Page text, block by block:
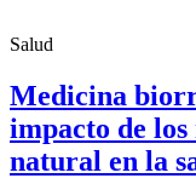
Salud
Medicina
impacto de
natural en la